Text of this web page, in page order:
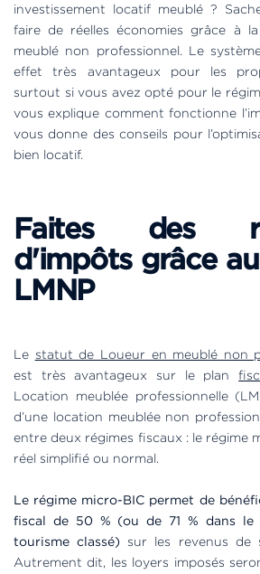
investissement locatif meublé ?
faire de réelles économies grâce à
meublé non professionnel. Le
effet très avantageux pour les
surtout si vous avez opté pour le
vous explique comment fonctionne
vous donne des conseils pour
bien locatif.
Faites des
d'impôts grâce
LMNP
Le statut de Loueur en meublé non
est très avantageux sur le plan
Location meublée professionnelle
d’une location meublée non
entre deux régimes fiscaux : le régime
réel simplifié ou normal.
Le régime micro-BIC permet de
fiscal de 50 % (ou de 71 % dans le
tourisme classé) sur les revenus de
Autrement dit, les loyers imposés